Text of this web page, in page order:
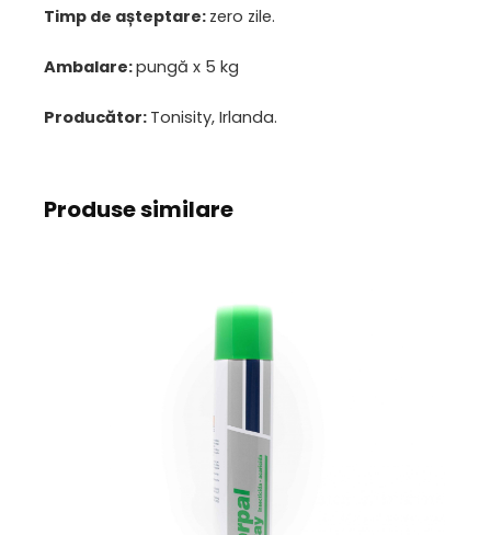
Timp de așteptare: zero zile.
Ambalare:pungă x 5 kg
Producător: Tonisity, Irlanda.
Produse similare